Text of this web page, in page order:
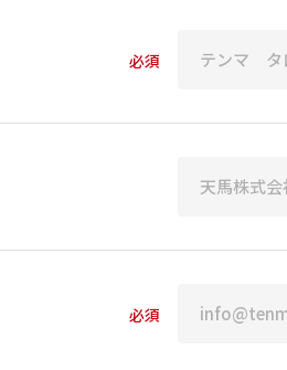
必須
必須